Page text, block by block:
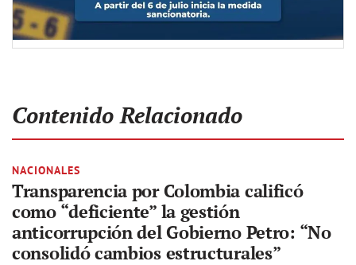
Contenido Relacionado
NACIONALES
Transparencia por Colombia calificó
como “deficiente” la gestión
anticorrupción del Gobierno Petro: “No
consolidó cambios estructurales”